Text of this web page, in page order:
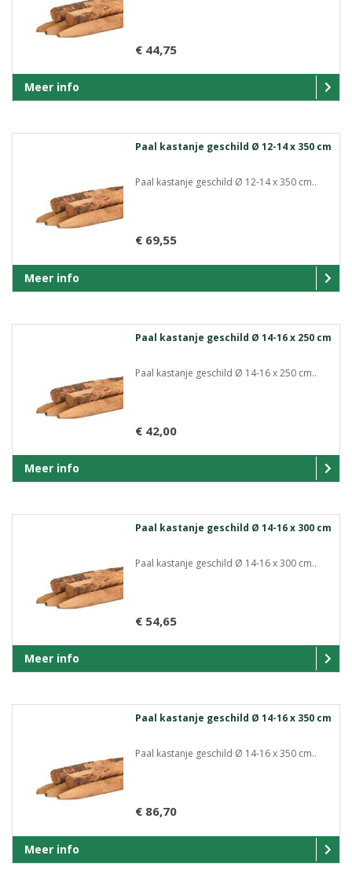
€ 44,75
Meer info
Paal kastanje geschild Ø 12-14 x 350 cm
Paal kastanje geschild Ø 12-14 x 350 cm..
€ 69,55
Meer info
Paal kastanje geschild Ø 14-16 x 250 cm
Paal kastanje geschild Ø 14-16 x 250 cm..
€ 42,00
Meer info
Paal kastanje geschild Ø 14-16 x 300 cm
Paal kastanje geschild Ø 14-16 x 300 cm..
€ 54,65
Meer info
Paal kastanje geschild Ø 14-16 x 350 cm
Paal kastanje geschild Ø 14-16 x 350 cm..
€ 86,70
Meer info